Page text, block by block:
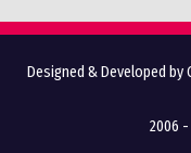
Designed & Developed by
2006